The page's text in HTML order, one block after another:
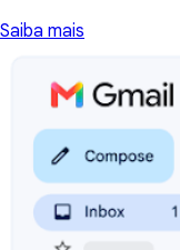
Saiba mais